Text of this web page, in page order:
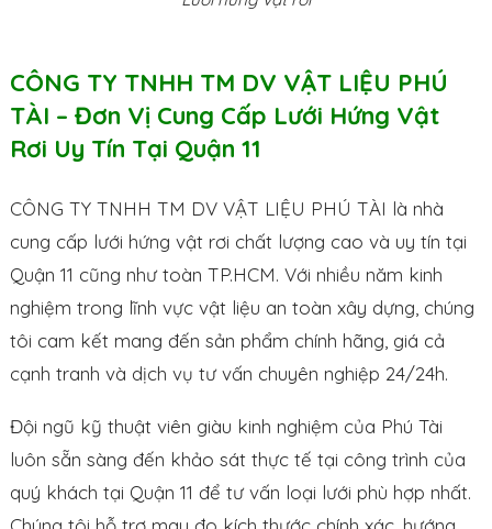
CÔNG TY TNHH TM DV VẬT LIỆU PHÚ
TÀI – Đơn Vị Cung Cấp Lưới Hứng Vật
Rơi Uy Tín Tại Quận 11
CÔNG TY TNHH TM DV VẬT LIỆU PHÚ TÀI là nhà
cung cấp lưới hứng vật rơi chất lượng cao và uy tín tại
Quận 11 cũng như toàn TP.HCM. Với nhiều năm kinh
nghiệm trong lĩnh vực vật liệu an toàn xây dựng, chúng
tôi cam kết mang đến sản phẩm chính hãng, giá cả
cạnh tranh và dịch vụ tư vấn chuyên nghiệp 24/24h.
Đội ngũ kỹ thuật viên giàu kinh nghiệm của Phú Tài
luôn sẵn sàng đến khảo sát thực tế tại công trình của
quý khách tại Quận 11 để tư vấn loại lưới phù hợp nhất.